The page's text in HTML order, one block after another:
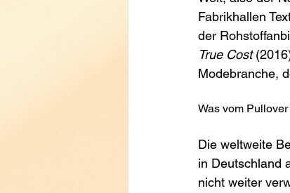
Fabrikhallen
der
True Cost
Modebranche,
Was vom
Die weltweite
in Deutschland
nicht weiter